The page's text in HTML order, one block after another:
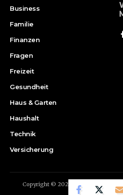
Business
Familie
Finanzen
Fragen
Freizeit
Gesundheit
Haus & Garten
Haushalt
Technik
Versicherung
Copyright © 2024 | X-stat.de | Alle
Copyright.